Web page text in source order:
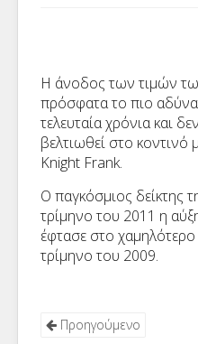
Η άνοδος των τιμών
πρόσφατα το πιο
τελευταία χρόνια και
βελτιωθεί στο
Knight Frank.
Ο παγκόσμιος δείκτης
τρίμηνο του 2011 η
έφτασε στο
τρίμηνο του 2009.
Προηγούμενο